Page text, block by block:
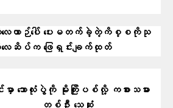
ယာဉ်ပေါ် ပေးမတက်ခဲ့တဲ့ကိစ္စကိုသု
ဆိပ်က ဖြေရှင်းချက်ထုတ်
မှာ ဘောလုံးပွဲကို မိုးကြိုးပစ်လို့ ကစားသမား